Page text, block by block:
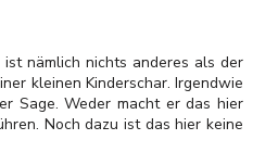
nämlich nichts anderes als der
kleinen Kinderschar. Irgendwie
Sage. Weder macht er das hier
Noch dazu ist das hier keine